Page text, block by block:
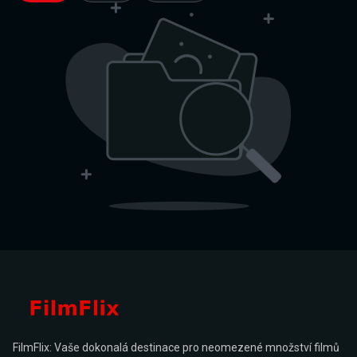
FilmFlix: Vaše dokonalá destinace pro neomezené množství filmů